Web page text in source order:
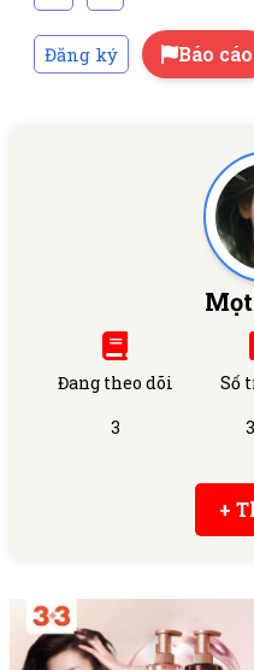
Đăng ký Báo cáo
Đang theo dõi
3
Số
+